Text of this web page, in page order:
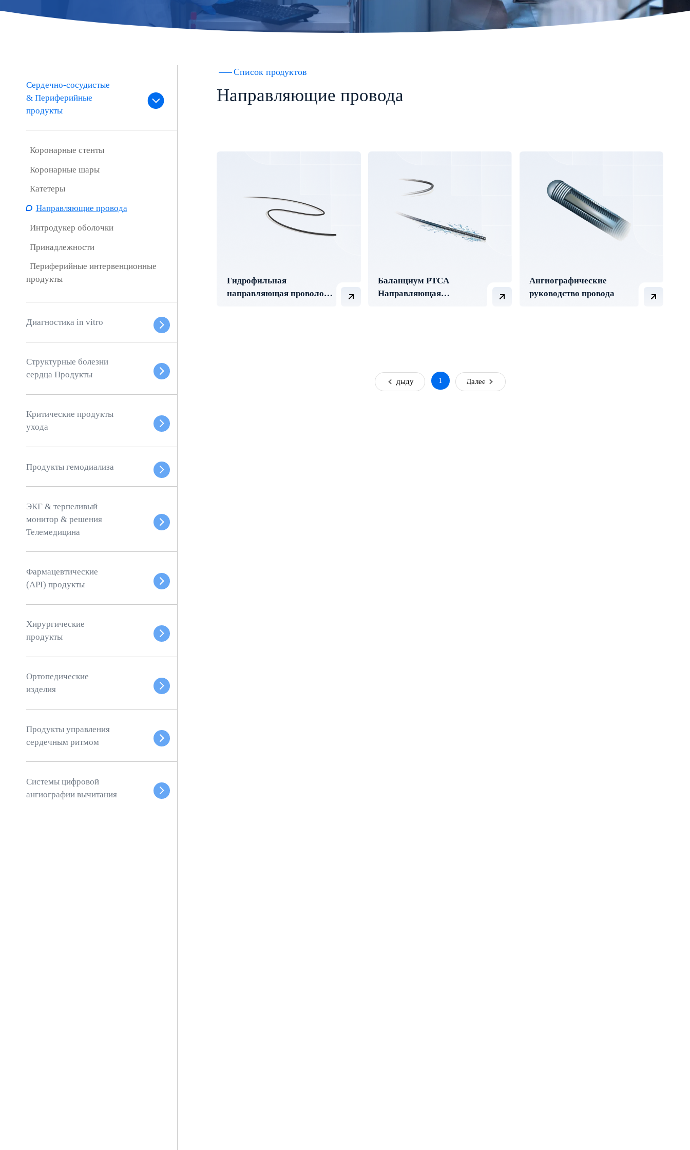
Сердечно-сосудистые
& Периферийные
продукты
Коронарные стенты
Коронарные шары
Катетеры
Направляющие провода
Интродукер оболочки
Принадлежности
Периферийные интервенционные
продукты
Диагностика in vitro
Структурные болезни
сердца Продукты
Критические продукты
ухода
Продукты гемодиализа
ЭКГ & терпеливый
монитор & решения
Телемедицина
Фармацевтические
(API) продукты
Хирургические
продукты
Ортопедические
изделия
Продукты управления
сердечным ритмом
Системы цифровой
ангиографии вычитания
Список продуктов
Направляющие провода
Гидрофильная
направляющая проволока
Баланциум PTCA
Направляющая
Ангиографические
руководство провода
Предыдущая 1 Далее